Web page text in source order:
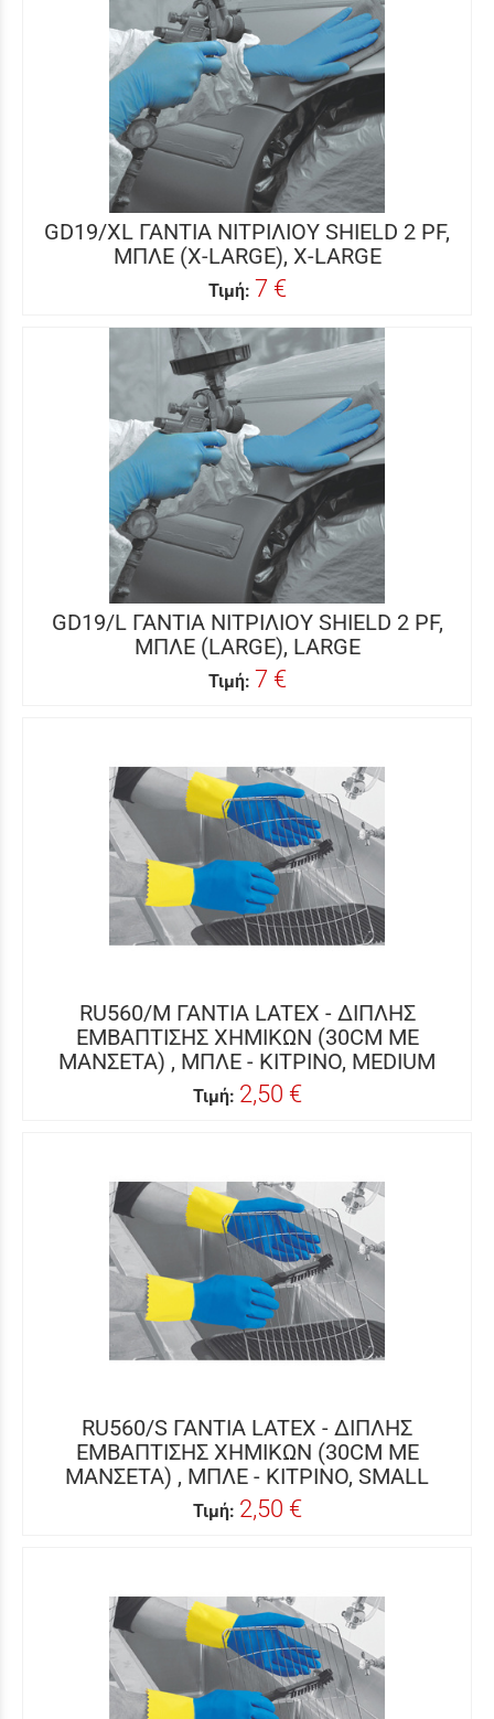
GD19/XL ΓΑΝΤΙΑ ΝΙΤΡΙΛΙΟΥ SHIELD 2 PF,
ΜΠΛΕ (X-LARGE), X-LARGE
Τιμή: 7 €
GD19/L ΓΑΝΤΙΑ ΝΙΤΡΙΛΙΟΥ SHIELD 2 PF,
ΜΠΛΕ (LARGE), LARGE
Τιμή: 7 €
RU560/M ΓΑΝΤΙΑ LATEX - ΔΙΠΛΗΣ
ΕΜΒΑΠΤΙΣΗΣ ΧΗΜΙΚΩΝ (30CM ΜΕ
ΜΑΝΣΕΤΑ) , ΜΠΛΕ - ΚΙΤΡΙΝΟ, MEDIUM
Τιμή: 2,50 €
RU560/S ΓΑΝΤΙΑ LATEX - ΔΙΠΛΗΣ
ΕΜΒΑΠΤΙΣΗΣ ΧΗΜΙΚΩΝ (30CM ΜΕ
ΜΑΝΣΕΤΑ) , ΜΠΛΕ - ΚΙΤΡΙΝΟ, SMALL
Τιμή: 2,50 €